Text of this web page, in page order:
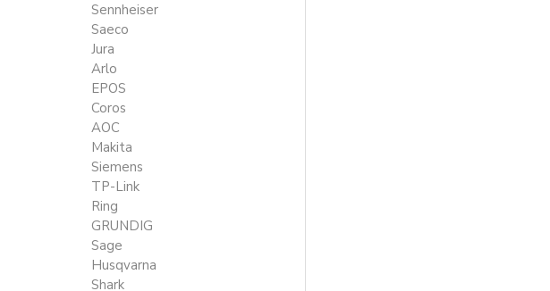
Sennheiser
Saeco
Jura
Arlo
EPOS
Coros
AOC
Makita
Siemens
TP-Link
Ring
GRUNDIG
Sage
Husqvarna
Shark